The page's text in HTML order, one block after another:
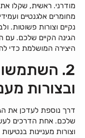
מודרני. ראשית, שקלו את
מחומרים אלגנטיים
נקיים וצורות פשוטות.
הגינה הקיים שלכם.
היצירה המושלמת כדי
2.
ובצורות
דרך נוספת לעדכן את
שלכם. אחת הדרכים
וצורות מעניינות